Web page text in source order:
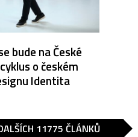
bude na České
o českém
Identita
11775 ČLÁNKŮ